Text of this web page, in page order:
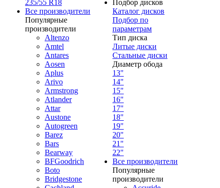
235/55 R18
Все производители
Популярные
производители
Altenzo
Amtel
Antares
Aosen
Aplus
Arivo
Armstrong
Atlander
Attar
Austone
Autogreen
Barez
Bars
Bearway
BFGoodrich
Boto
Bridgestone
Подбор дисков
Каталог дисков
Подбор по
параметрам
Тип диска
Литые диски
Стальные диски
Диаметр обода
13"
14"
15"
16"
17"
18"
19"
20"
21"
22"
Все производители
Популярные
производители